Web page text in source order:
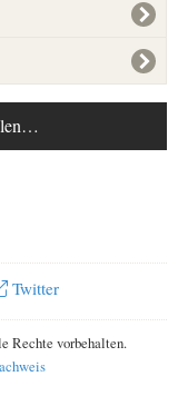
Twitter
Rechte vorbehalten.